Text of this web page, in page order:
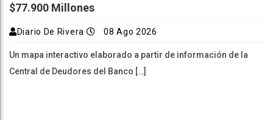
$77.900 Millones
Diario De Rivera 08 Ago 2026
Un mapa interactivo elaborado a partir de información de la
Central de Deudores del Banco […]